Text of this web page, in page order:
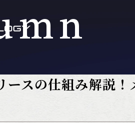
ースの仕組み解説